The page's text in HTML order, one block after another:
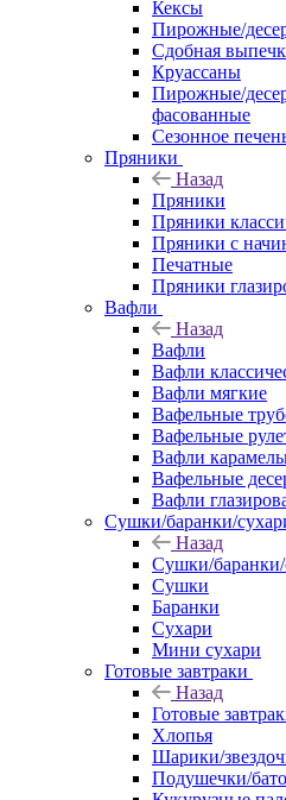
Кексы
Пирожные/
Сдобная
Круассаны
Пирожные/
фасованные
Сезонное
Пряники
Назад
Пряники
Пряники
Пряники с
Печатные
Пряники
Вафли
Назад
Вафли
Вафли
Вафли мягкие
Вафельные
Вафельные
Вафли
Вафельные
Вафли
Сушки/баранки/
Назад
Сушки/баранки/
Сушки
Баранки
Сухари
Мини сухари
Готовые завтраки
Назад
Готовые
Хлопья
Шарики/
Подушечки/